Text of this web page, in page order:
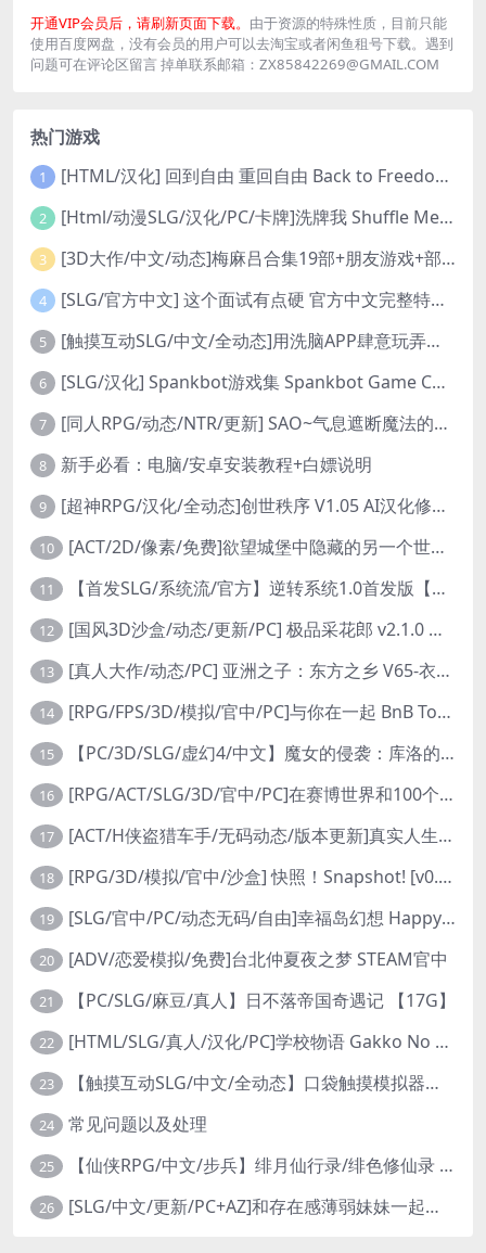
开通VIP会员后，请刷新页面下载。 由于资源的特殊性质，目前只能
使用百度网盘，没有会员的用户可以去淘宝或者闲鱼租号下载。遇到
问题可在评论区留言 掉单联系邮箱：ZX85842269@GMAIL.COM
热门游戏
1 [HTML/汉化] 回到自由 重回自由 Back to Freedom ver0.31 浏览器转中文 8.8G
2 [Html/动漫SLG/汉化/PC/卡牌]洗牌我 Shuffle Me [1.1.2]
3 [3D大作/中文/动态]梅麻吕合集19部+朋友游戏+部份AI修复[PC+安卓]
4 [SLG/官方中文] 这个面试有点硬 官方中文完整特别版 真人互动游戏 正式破解版32G
5 [触摸互动SLG/中文/全动态]用洗脑APP肆意玩弄狂妄大小姐 V1.6 官方中文版
6 [SLG/汉化] Spankbot游戏集 Spankbot Game Collection [V2024.7.22】 PC+安卓汉化合集版 16G
7 [同人RPG/动态/NTR/更新] SAO~气息遮断魔法的陷阱Ⅱ~ verβ8.1 官方中文步兵版
8 新手必看：电脑/安卓安装教程+白嫖说明
9 [超神RPG/汉化/全动态]创世秩序 V1.05 AI汉化修复完结版[PC+安卓]
10 [ACT/2D/像素/免费]欲望城堡中隐藏的另一个世界 欲望の城に隠された異世界 中文+存档
11 【首发SLG/系统流/官方】逆转系统1.0首发版【PC+安卓/首发】
12 [国风3D沙盒/动态/更新/PC] 极品采花郎 v2.1.0 官方中文步兵版
13 [真人大作/动态/PC] 亚洲之子：东方之乡 V65-衣析浅斟续写 官方中文+全DLC+MOD+攻略 26.4G
14 [RPG/FPS/3D/模拟/官中/PC]与你在一起 BnB Together BnB 11-26
15 【PC/3D/SLG/虚幻4/中文】魔女的侵袭：库洛的房间 V0.3.2 官方中文版【2.5G】
16 [RPG/ACT/SLG/3D/官中/PC]在赛博世界和100个道侣双修 steam v12.31-0.9.0032
17 [ACT/H侠盗猎车手/无码动态/版本更新]真实人生：阳光城/Real Life Sunbay City [v1.9.2 Beta]
18 [RPG/3D/模拟/官中/沙盒] 快照！Snapshot! [v0.992]
19 [SLG/官中/PC/动态无码/自由]幸福岛幻想 Happy Island Fantasy v1.2.0
20 [ADV/恋爱模拟/免费]台北仲夏夜之梦 STEAM官中
21 【PC/SLG/麻豆/真人】日不落帝国奇遇记 【17G】
22 [HTML/SLG/真人/汉化/PC]学校物语 Gakko No Monogatari School Story v0.30
23 【触摸互动SLG/中文/全动态】口袋触摸模拟器：Pocket Touch 官方中文版【PC+安卓/1.5G】
24 常见问题以及处理
25 【仙侠RPG/中文/步兵】绯月仙行录/绯色修仙录 V0.628 官方中文步兵版【3.2G】
26 [SLG/中文/更新/PC+AZ]和存在感薄弱妹妹一起的简单生活 v0.99x 存在感薄い妹との簡単生活